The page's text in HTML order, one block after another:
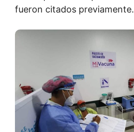
fueron citados previamente.